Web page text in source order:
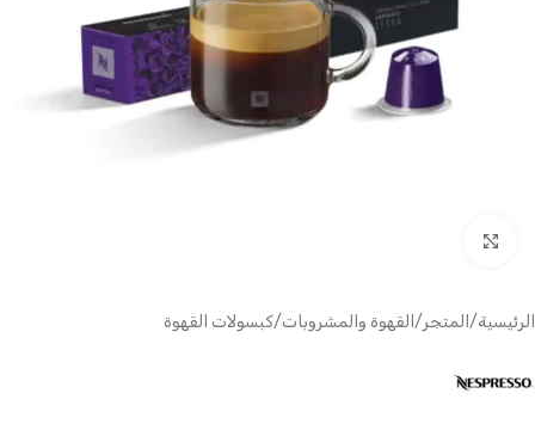
الرئيسية/ المتجر/ القهوة والمشروبات/كبسولات القهوة